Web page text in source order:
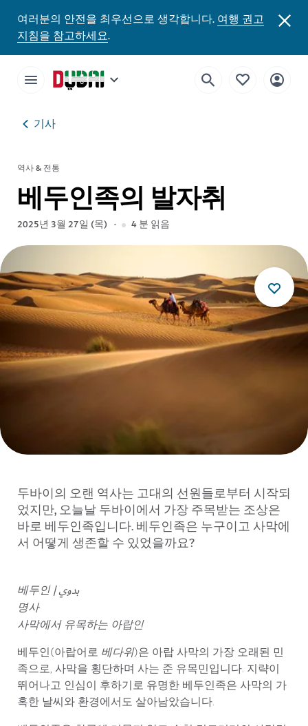
여러분의 안전을 최우선으로 생각합니다.여행 권고
지침을 참고하세요.
기사
역사 & 전통
베두인족의 발자취
2025년 3월 27일 (목) 4분 읽음
두바이의 오랜 역사는 고대의 선원들로부터 시작되
었지만, 오늘날 두바이에서 가장 주목받는 조상은
바로 베두인족입니다. 베두인족은 누구이고 사막에
서 어떻게 생존할 수 있었을까요?
베두인 | بدوي
명사
사막에서 유목하는 아랍인
베두인(아랍어로 베다위)은 아랍 사막의 가장 오래된 민
족으로, 사막을 횡단하며 사는 준 유목민입니다. 지략이
뛰어나고 인심이 후하기로 유명한 베두인족은 사막의 가
혹한 날씨와 환경에서도 살아남았습니다.